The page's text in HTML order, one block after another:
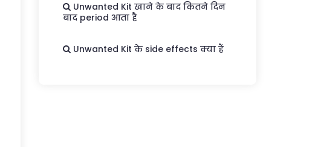
Unwanted Kit खाने के बाद कितने दिन
बाद period आता है
Unwanted Kit के side effects क्या हैं